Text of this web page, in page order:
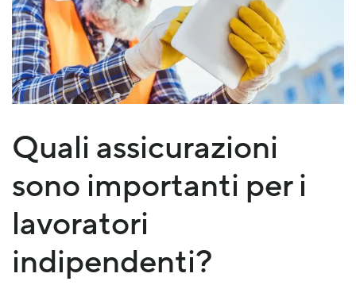
Quali assicurazioni
sono importanti per i
lavoratori
indipendenti?